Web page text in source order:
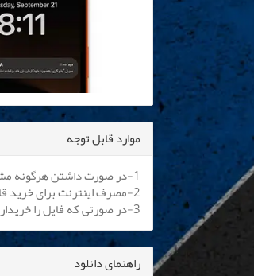
موارد قابل توجه
1-در صورت داشتن هرگونه مشکلی، لطفا با پشتیبانی آنلاین یا
2-مصرف اینترنت برای خرید قانونی از سرورهای IR نیم بها می باشد. کلیه اپراتورها موظف به اعمال هستند.
3-در صورتی که فایل را خریداری کرده اید لطفا ابتدا وارد سایت شوید تا بتوانید فایل را دانلود نمایید
راهنمای دانلود